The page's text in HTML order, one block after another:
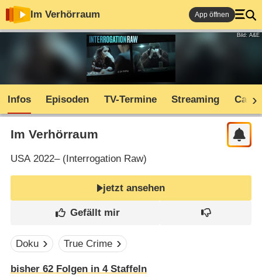
Im Verhörraum App öffnen
Bild: A&E
Infos Episoden TV-Termine Streaming Cast
Im Verhörraum
USA2022– (Interrogation Raw)
jetzt ansehen
Doku True Crime
bisher 62Folgen in 4Staffeln